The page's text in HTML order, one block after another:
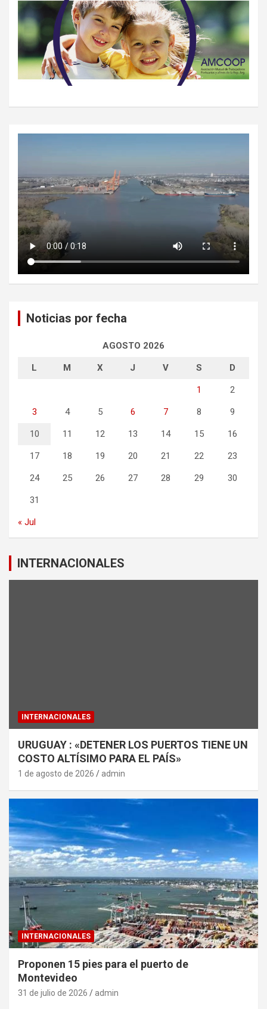
Noticias por fecha
AGOSTO 2026
L M X J V S D
1 2
3 4 5 6 7 8 9
10 11 12 13 14 15 16
17 18 19 20 21 22 23
24 25 26 27 28 29 30
31
« Jul
INTERNACIONALES
INTERNACIONALES
URUGUAY : «DETENER LOS PUERTOS TIENE UN
COSTO ALTÍSIMO PARA EL PAÍS»
1 de agosto de 2026 admin
INTERNACIONALES
Proponen 15 pies para el puerto de
Montevideo
31 de julio de 2026 admin